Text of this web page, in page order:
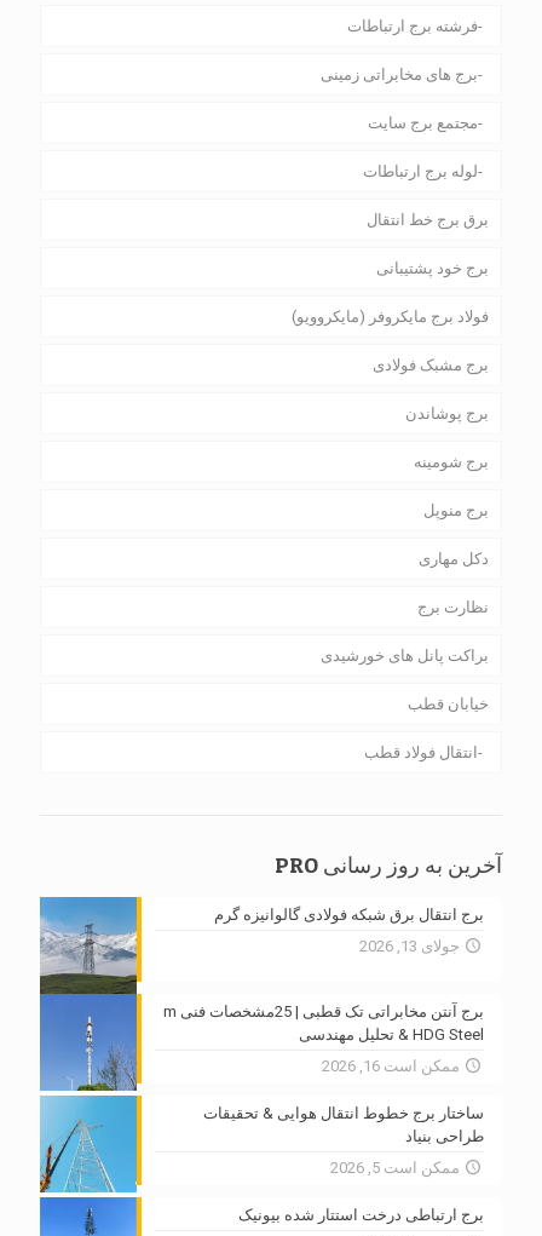
فرشته برج ارتباطات
برج های مخابراتی زمینی
مجتمع برج سایت
لوله برج ارتباطات
برق برج خط انتقال
برج خود پشتیبانی
فولاد برج مایکروفر (مایکروویو)
برج مشبک فولادی
برج پوشاندن
برج شومینه
برج منوپل
دکل مهاری
نظارت برج
براکت پانل های خورشیدی
خیابان قطب
انتقال فولاد قطب
آخرین به روز رسانی PRO
برج انتقال برق شبکه فولادی گالوانیزه گرم
جولای 13, 2026
برج آنتن مخابراتی تک قطبی | 25مشخصات فنی m
HDG Steel & تحلیل مهندسی
ممکن است 16, 2026
ساختار برج خطوط انتقال هوایی & تحقیقات
طراحی بنیاد
ممکن است 5, 2026
برج ارتباطی درخت استتار شده بیونیک